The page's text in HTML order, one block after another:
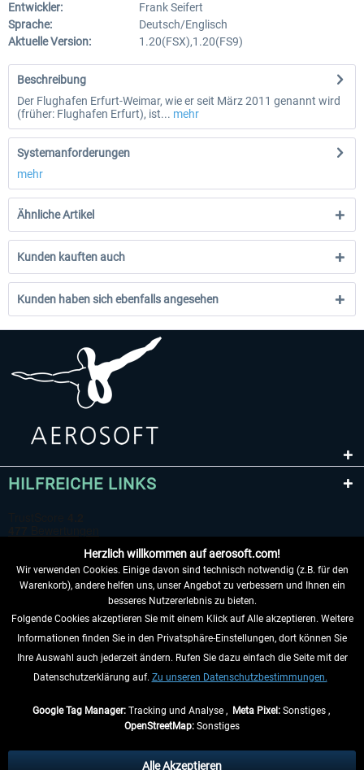
Entwickler:
Frank Seifert
Sprache:
Deutsch/Englisch
Aktuelle Version:
1.20(FSX),1.20(FS9)
Beschreibung
Der Flughafen Erfurt-Weimar, wie er seit März 2011 genannt wird
(früher: Flughafen Erfurt), ist... mehr
Systemanforderungen
mehr
Ähnliche Artikel
Kunden kauften auch
Kunden haben sich ebenfalls angesehen
HILFREICHE LINKS
VERTRAG WIDERRUFEN
INFORMATIONEN
anders beschrieben.
Herzlich willkommen auf aerosoft.com!
Wir verwenden Cookies. Einige davon sind technisch notwendig (z.B. für den
Warenkorb), andere helfen uns, unser Angebot zu verbessern und Ihnen ein
besseres Nutzererlebnis zu bieten.
Folgende Cookies akzeptieren Sie mit einem Klick auf Alle akzeptieren. Weitere
Informationen finden Sie in den Privatsphäre-Einstellungen, dort können Sie
Ihre Auswahl auch jederzeit ändern. Rufen Sie dazu einfach die Seite mit der
Datenschutzerklärung auf. Zu unseren Datenschutzbestimmungen.
Google Tag Manager:Tracking und Analyse , Meta Pixel:Sonstiges ,
OpenStreetMap: Sonstiges
Alle Akzeptieren